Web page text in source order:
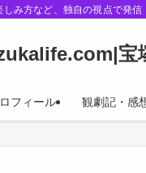
しみ方など、独自の視点で発信
宝
フィール 観劇記・感